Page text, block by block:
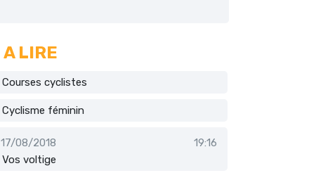
A LIRE
Courses cyclistes
Cyclisme féminin
17/08/2018
19:16
Vos voltige